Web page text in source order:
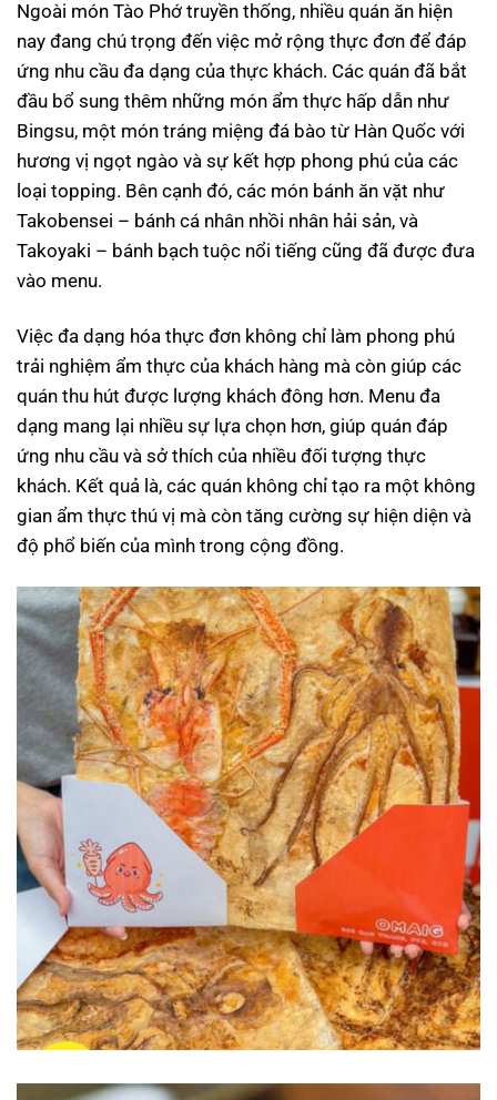
Ngoài món Tào Phớ truyền thống, nhiều quán ăn hiện
nay đang chú trọng đến việc mở rộng thực đơn để đáp
ứng nhu cầu đa dạng của thực khách. Các quán đã bắt
đầu bổ sung thêm những món ẩm thực hấp dẫn như
Bingsu, một món tráng miệng đá bào từ Hàn Quốc với
hương vị ngọt ngào và sự kết hợp phong phú của các
loại topping. Bên cạnh đó, các món bánh ăn vặt như
Takobensei – bánh cá nhân nhồi nhân hải sản, và
Takoyaki – bánh bạch tuộc nổi tiếng cũng đã được đưa
vào menu.
Việc đa dạng hóa thực đơn không chỉ làm phong phú
trải nghiệm ẩm thực của khách hàng mà còn giúp các
quán thu hút được lượng khách đông hơn. Menu đa
dạng mang lại nhiều sự lựa chọn hơn, giúp quán đáp
ứng nhu cầu và sở thích của nhiều đối tượng thực
khách. Kết quả là, các quán không chỉ tạo ra một không
gian ẩm thực thú vị mà còn tăng cường sự hiện diện và
độ phổ biến của mình trong cộng đồng.